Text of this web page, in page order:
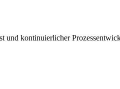
und kontinuierlicher